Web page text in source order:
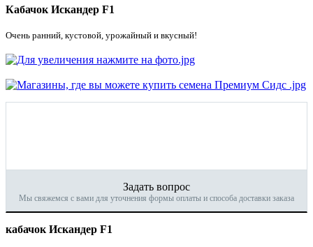
Кабачок Искандер F1
Очень ранний, кустовой, урожайный и вкусный!
Задать вопрос
Мы свяжемся с вами для уточнения формы оплаты и способа доставки заказа
кабачок Искандер F1